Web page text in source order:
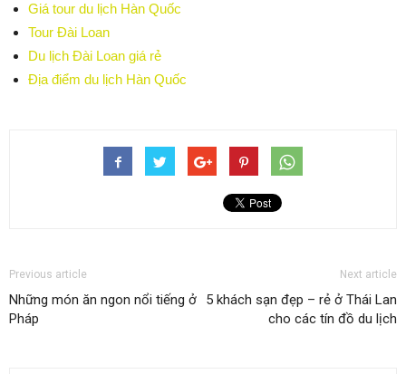
Giá tour du lịch Hàn Quốc
Tour Đài Loan
Du lịch Đài Loan giá rẻ
Địa điểm du lịch Hàn Quốc
Previous article
Những món ăn ngon nổi tiếng ở
Pháp
Next article
5 khách sạn đẹp – rẻ ở Thái Lan
cho các tín đồ du lịch